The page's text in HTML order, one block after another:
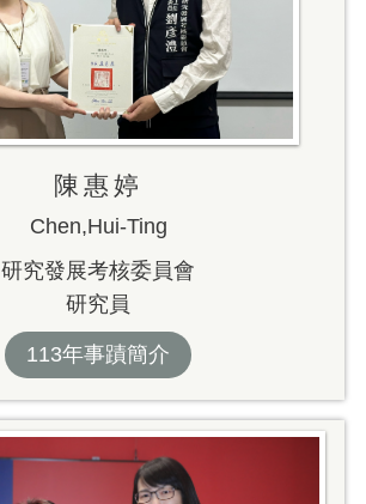
陳惠婷
Chen,Hui-Ting
研究發展考核委員會
研究員
113年事蹟簡介